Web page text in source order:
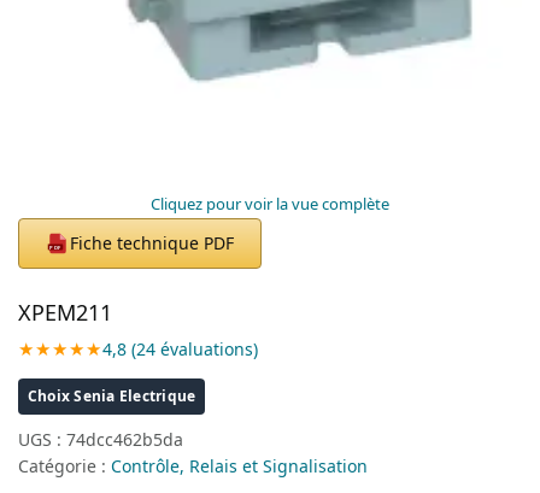
Cliquez pour voir la vue complète
PDF Fiche technique PDF
XPEM211
★★★★★4,8 (24 évaluations)
Choix Senia Electrique
UGS : 74dcc462b5da
Catégorie : Contrôle, Relais et Signalisation